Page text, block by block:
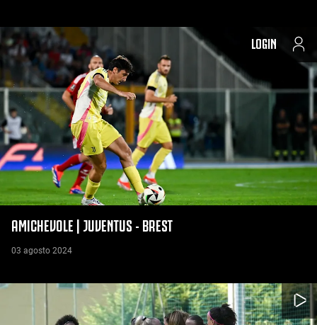
LOGIN
AMICHEVOLE | JUVENTUS - BREST
03 agosto 2024